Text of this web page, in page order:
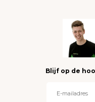
Blijf op de